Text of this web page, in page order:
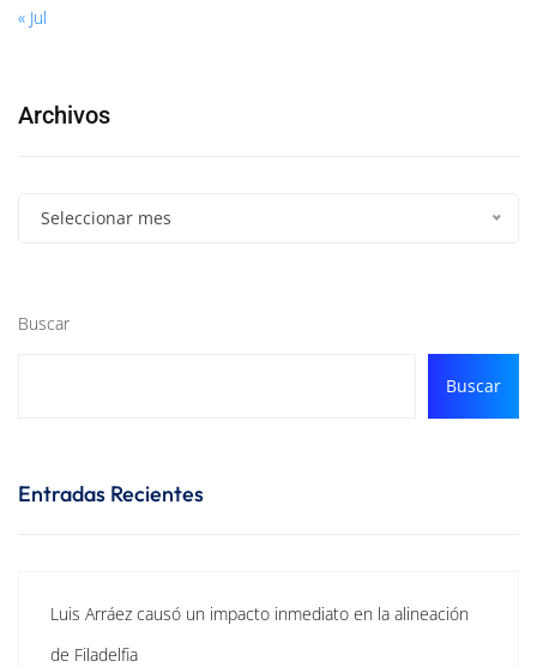
« Jul
Archivos
Seleccionar mes
Buscar
Buscar
Entradas Recientes
Luis Arráez causó un impacto inmediato en la alineación
de Filadelfia